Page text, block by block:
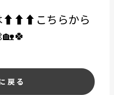
⬆️⬆️⬆️こちらから
戻る